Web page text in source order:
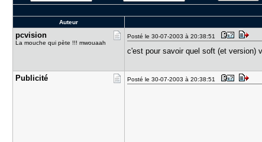
Auteur
pcvision
La mouche qui pète !!! mwouaah
Posté le 30-07-2003 à 20:38:51
c'est pour savoir quel soft (et
Publicité Posté le 30-07-2003 à 20:38:51